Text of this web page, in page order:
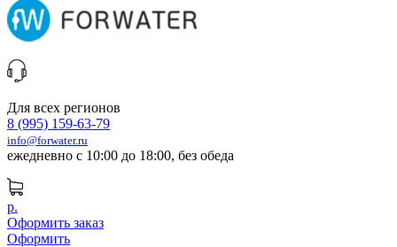
Для всех регионов
8 (995) 159-63-79
info@forwater.ru
ежедневно с 10:00 до 18:00, без обеда
р.
Оформить заказ
Оформить